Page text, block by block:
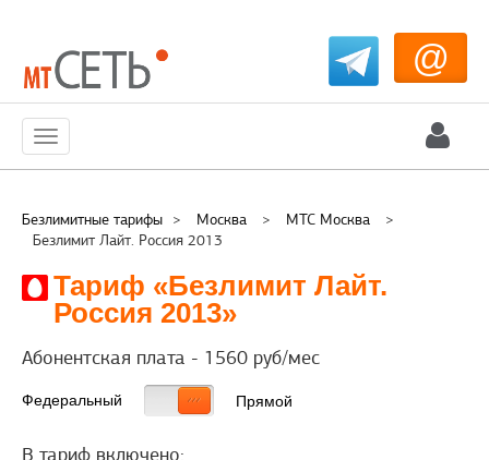
@
Меню
Безлимитные тарифы > Москва > МТС Москва
>
Безлимит Лайт. Россия 2013
Тариф «Безлимит Лайт.
Россия 2013»
Абонентская плата - 1560 руб/мес
Федеральный Прямой
В тариф включено: